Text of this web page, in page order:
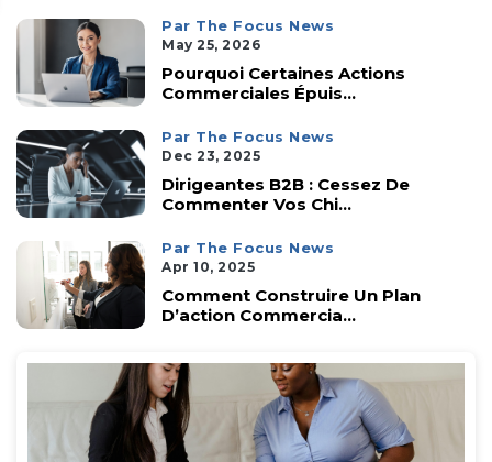
Par The Focus News
May 25, 2026
Pourquoi Certaines Actions
Commerciales Épuis...
Par The Focus News
Dec 23, 2025
Dirigeantes B2B : Cessez De
Commenter Vos Chi...
Par The Focus News
Apr 10, 2025
Comment Construire Un Plan
D’action Commercia...